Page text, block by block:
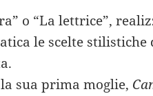
o “La lettrice”,
le scelte
sua prima moglie,